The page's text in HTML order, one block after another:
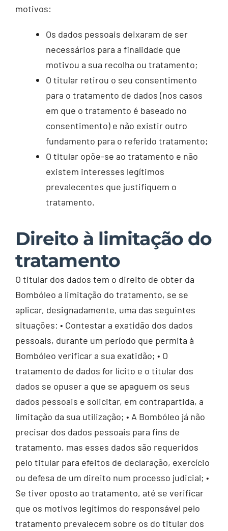
motivos:
Os dados pessoais deixaram de ser
necessários para a finalidade que
motivou a sua recolha ou tratamento;
O titular retirou o seu consentimento
para o tratamento de dados (nos casos
em que o tratamento é baseado no
consentimento) e não existir outro
fundamento para o referido tratamento;
O titular opõe-se ao tratamento e não
existem interesses legítimos
prevalecentes que justifiquem o
tratamento.
Direito à limitação do
tratamento
O titular dos dados tem o direito de obter da
Bombóleo a limitação do tratamento, se se
aplicar, designadamente, uma das seguintes
situações: • Contestar a exatidão dos dados
pessoais, durante um período que permita à
Bombóleo verificar a sua exatidão; • O
tratamento de dados for lícito e o titular dos
dados se opuser a que se apaguem os seus
dados pessoais e solicitar, em contrapartida, a
limitação da sua utilização; • A Bombóleo já não
precisar dos dados pessoais para fins de
tratamento, mas esses dados são requeridos
pelo titular para efeitos de declaração, exercício
ou defesa de um direito num processo judicial; •
Se tiver oposto ao tratamento, até se verificar
que os motivos legítimos do responsável pelo
tratamento prevalecem sobre os do titular dos